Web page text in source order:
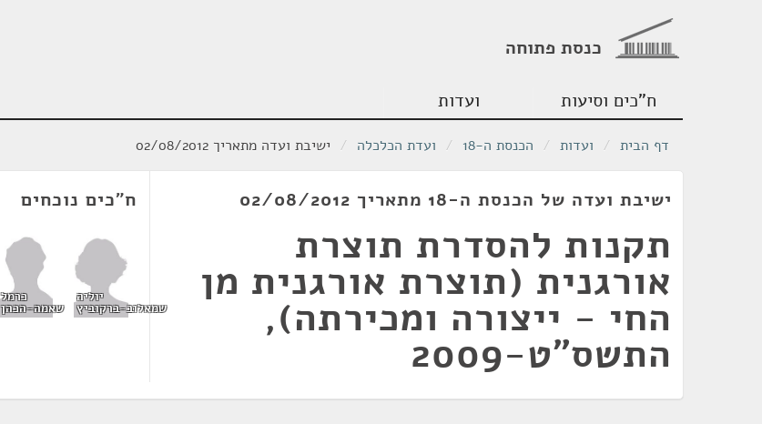
כנסת פתוחה
ח"כים וסיעות ועדות
דף הבית / ועדות / הכנסת ה-18 / ועדת הכלכלה / ישיבת ועדה מתאריך 02/08/2012
ישיבת ועדה של הכנסת ה-18 מתאריך 02/08/2012
תקנות להסדרת תוצרת
אורגנית (תוצרת אורגנית מן
החי - ייצורה ומכירתה),
התשס"ט-2009
ח"כים נוכחים
יוליה
שמאלוב-ברקוביץ
כרמל
שאמה-הכהן